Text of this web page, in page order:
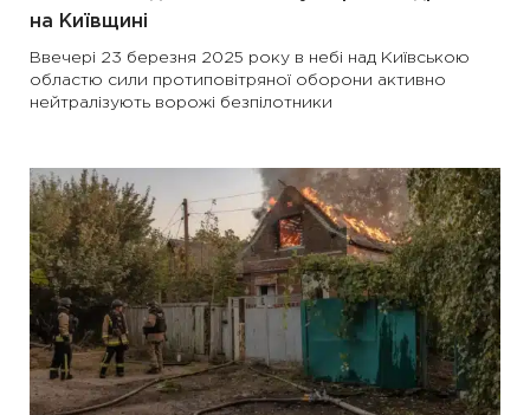
на Київщині
Ввечері 23 березня 2025 року в небі над Київською
областю сили протиповітряної оборони активно
нейтралізують ворожі безпілотники